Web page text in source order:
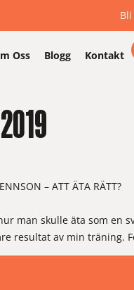
Oss Blogg Kontakt
– ATT ÄTA RÄTT?
man skulle äta som en
resultat av min träning.